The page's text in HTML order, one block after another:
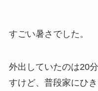
すごい暑さでした。
外出していたのは20
すけど、普段家にひ